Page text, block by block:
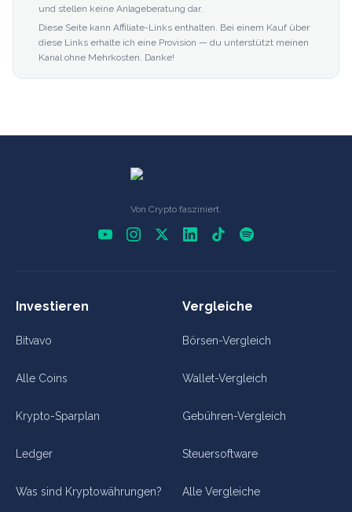
und stellen keine Anlageberatung dar.
Diese Seite kann Affiliate-Links enthalten. Bei einem Kauf über
diese Links erhalte ich eine Provision — du unterstützt meinen
Kanal ohne Mehrkosten. Danke!
Von Crypto fasziniert.
Investieren
Bitvavo
Alle Coins
Krypto-Sparplan
Ledger
Was sind Kryptowährungen?
Vergleiche
Börsen-Vergleich
Wallet-Vergleich
Gebühren-Vergleich
Steuersoftware
Alle Vergleiche